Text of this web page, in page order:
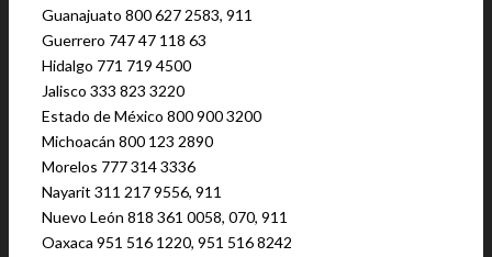
Guanajuato 800 627 2583, 911
Guerrero 747 47 118 63
Hidalgo 771 719 4500
Jalisco 333 823 3220
Estado de México 800 900 3200
Michoacán 800 123 2890
Morelos 777 314 3336
Nayarit 311 217 9556, 911
Nuevo León 818 361 0058, 070, 911
Oaxaca 951 516 1220, 951 516 8242